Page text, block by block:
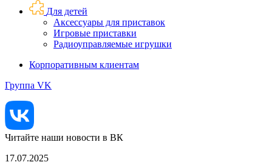
Для детей
Аксессуары для приставок
Игровые приставки
Радиоуправляемые игрушки
Корпоративным клиентам
Группа VK
Читайте наши новости в ВК
17.07.2025